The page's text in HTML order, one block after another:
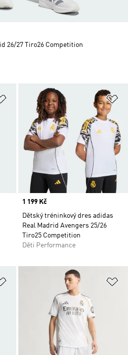
Přidat do seznamu přání
Price
1 199 Kč
Dětský tréninkový dres adidas
Real Madrid Avengers 25/26
Tiro25 Competition
Děti Performance
Přidat do seznamu přání
26/27 Tiro26 Competition